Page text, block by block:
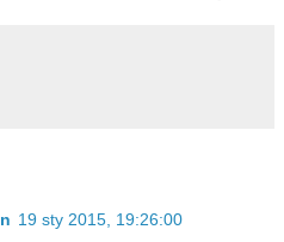
19 sty 2015, 19:26:00